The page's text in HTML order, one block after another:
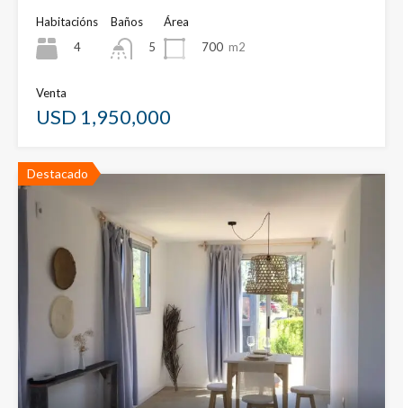
Habitacións
4
Baños
5
Área
700 m2
Venta
USD 1,950,000
Destacado